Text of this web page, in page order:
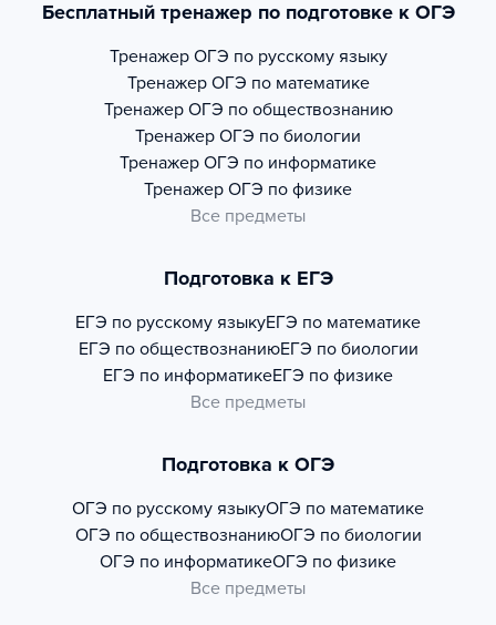
Бесплатный тренажер по подготовке к ОГЭ
Тренажер ОГЭ по русскому языку
Тренажер ОГЭ по математике
Тренажер ОГЭ по обществознанию
Тренажер ОГЭ по биологии
Тренажер ОГЭ по информатике
Тренажер ОГЭ по физике
Все предметы
Подготовка к ЕГЭ
ЕГЭ по русскому языкуЕГЭ по математике
ЕГЭ по обществознаниюЕГЭ по биологии
ЕГЭ по информатикеЕГЭ по физике
Все предметы
Подготовка к ОГЭ
ОГЭ по русскому языкуОГЭ по математике
ОГЭ по обществознаниюОГЭ по биологии
ОГЭ по информатикеОГЭ по физике
Все предметы